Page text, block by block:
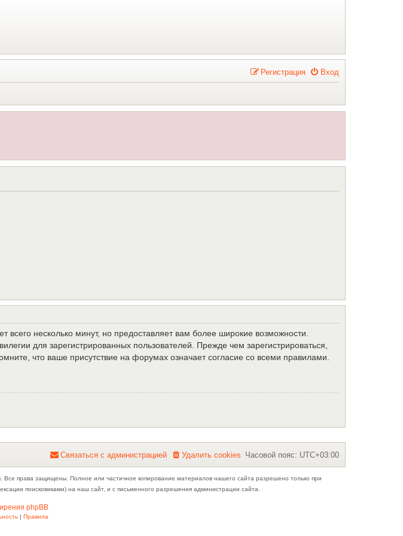
Вход
Регистрация
несколько минут, но предоставляет вам более широкие возможности.
для зарегистрированных пользователей. Прежде чем зарегистрироваться,
что ваше присутствие на форумах означает согласие со всеми правилами.
Часовой пояс: UTC+03:00
Удалить cookies
Связаться с администрацией
права защищены. Полное или частичное копирование материалов нашего сайта разрешено только при
поисковиками) на наш сайт, и с письменного разрешения администрации сайта.
phpBB
| Правила